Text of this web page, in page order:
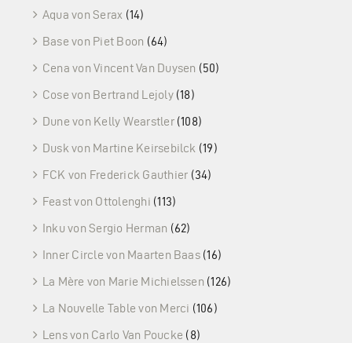
Aqua von Serax (14)
Base von Piet Boon (64)
Cena von Vincent Van Duysen (50)
Cose von Bertrand Lejoly (18)
Dune von Kelly Wearstler (108)
Dusk von Martine Keirsebilck (19)
FCK von Frederick Gauthier (34)
Feast von Ottolenghi (113)
Inku von Sergio Herman (62)
Inner Circle von Maarten Baas (16)
La Mère von Marie Michielssen (126)
La Nouvelle Table von Merci (106)
Lens von Carlo Van Poucke (8)